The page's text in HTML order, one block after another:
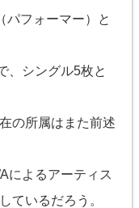
パフォーマー）と
、シングル5枚と
の所属はまた前述
によるアーティス
ているだろう。